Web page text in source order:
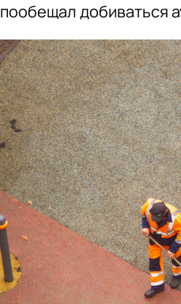
пообещал добиваться